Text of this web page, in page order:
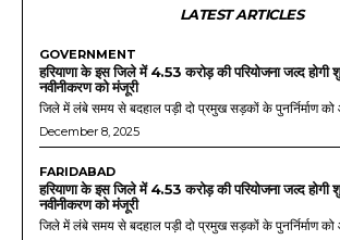
LATEST ARTICLES
GOVERNMENT
हरियाणा के इस जिले में 4.53 करोड़ की परियोजना जल्द
नवीनीकरण को मंजूरी
जिले में लंबे समय से बदहाल पड़ी दो प्रमुख सड़कों के पुनर्निर्माण
December 8, 2025
FARIDABAD
हरियाणा के इस जिले में 4.53 करोड़ की परियोजना जल्द
नवीनीकरण को मंजूरी
जिले में लंबे समय से बदहाल पड़ी दो प्रमुख सड़कों के पुनर्निर्माण